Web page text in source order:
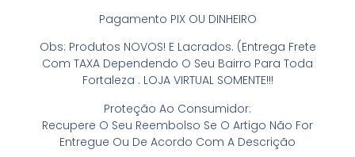
Pagamento PIX OU DINHEIRO
Obs: Produtos NOVOS! E Lacrados. (Entrega Frete
Com TAXA Dependendo O Seu Bairro Para Toda
Fortaleza . LOJA VIRTUAL SOMENTE!!!
Proteção Ao Consumidor:
Recupere O Seu Reembolso Se O Artigo Não For
Entregue Ou De Acordo Com A Descrição